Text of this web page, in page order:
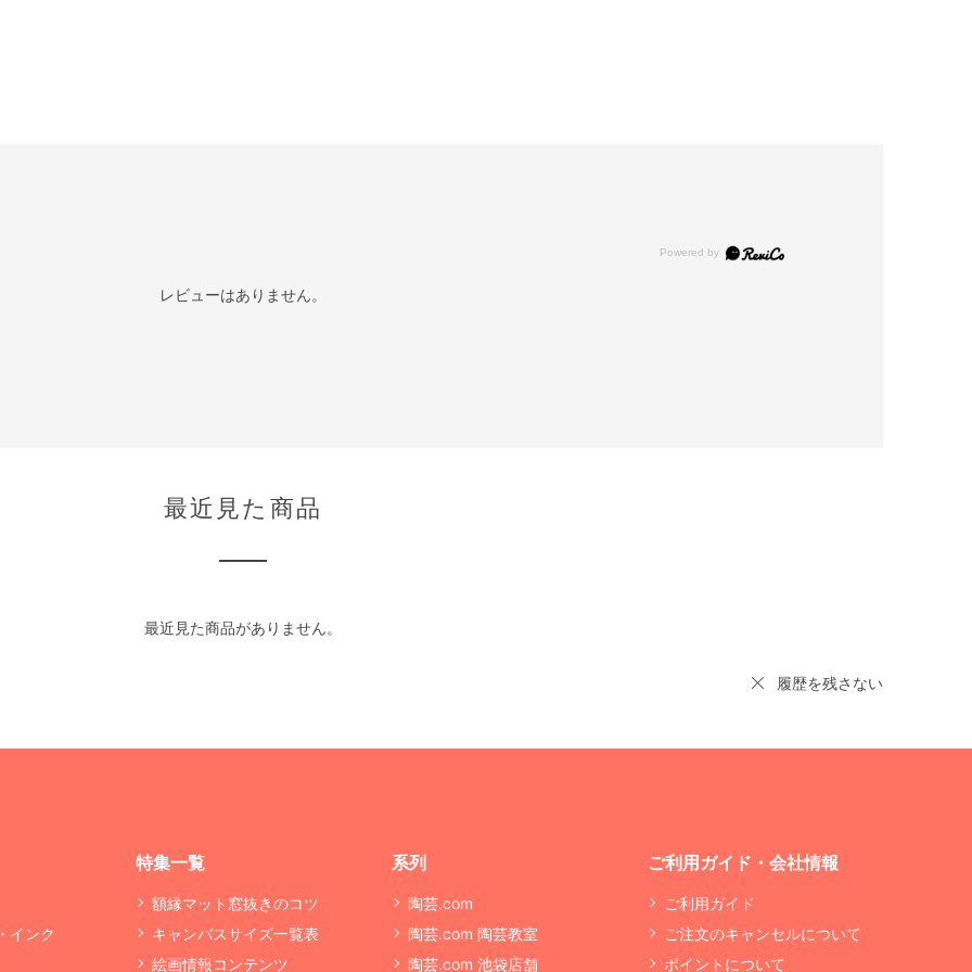
レビューはありません。
最近見た商品
最近見た商品がありません。
履歴を残さない
インク
特集一覧
額縁マット窓抜きのコツ
キャンバスサイズ一覧表
絵画情報コンテンツ
系列
陶芸.com
陶芸.com 陶芸教室
陶芸.com 池袋店舗
ご利用ガイド・会社情報
ご利用ガイド
ご注文のキャンセルについて
ポイントについて